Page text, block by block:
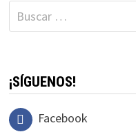
Buscar:
¡SÍGUENOS!
Facebook